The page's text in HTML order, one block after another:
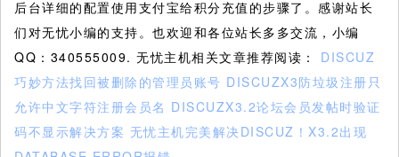
后台详细的配置使用支付宝给积分充值的步骤了。感谢站长
们对无忧小编的支持。也欢迎和各位站长多多交流，小编
QQ：340555009. 无忧主机相关文章推荐阅读： DISCUZ
巧妙方法找回被删除的管理员账号 DISCUZX3防垃圾注册只
允许中文字符注册会员名 DISCUZX3.2论坛会员发帖时验证
码不显示解决方案 无忧主机完美解决DISCUZ！X3.2出现